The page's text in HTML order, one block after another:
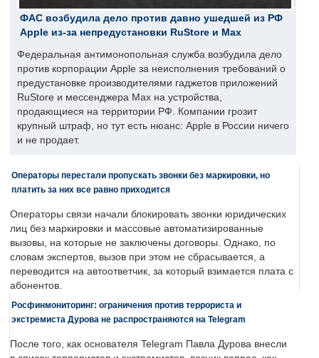
ФАС возбудила дело против давно ушедшей из РФ
Apple из-за непредустановки RuStore и Max
Федеральная антимонопольная служба возбудила дело
против корпорации Apple за неисполнения требований о
предустановке производителями гаджетов приложений
RuStore и мессенджера Max на устройства,
продающиеся на территории РФ. Компании грозит
крупный штраф, но тут есть нюанс: Apple в России ничего
и не продает.
Операторы перестали пропускать звонки без маркировки, но
платить за них все равно приходится
Операторы связи начали блокировать звонки юридических
лиц без маркировки и массовые автоматизированные
вызовы, на которые не заключены договоры. Однако, по
словам экспертов, вызов при этом не сбрасывается, а
переводится на автоответчик, за который взимается плата с
абонентов.
Росфинмониторинг: ограничения против террориста и
экстремиста Дурова не распространяются на Telegram
После того, как основателя Telegram Павла Дурова внесли